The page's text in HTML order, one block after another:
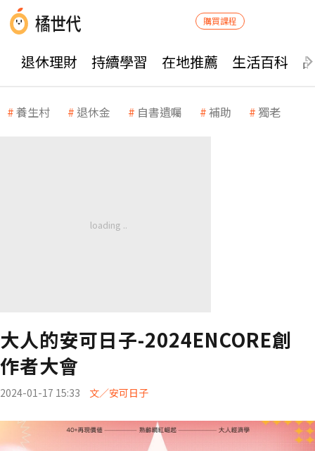
購買課程
退休理財 持續學習 在地推薦 生活百科
養生村 退休金 自書遺囑 補助 獨老
大人的安可日子-2024ENCORE創
作者大會
2024-01-17 15:33 文／安可日子